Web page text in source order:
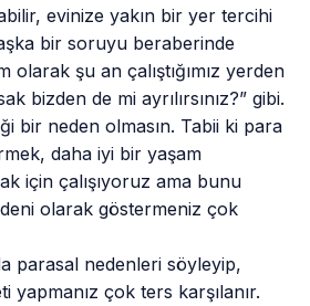
evinize yakın bir yer tercihi
bir soruyu beraberinde
olarak şu an çalıştığımız yerden
bizden de mi ayrılırsınız?” gibi.
bir neden olmasın. Tabii ki para
daha iyi bir yaşam
için çalışıyoruz ama bunu
olarak göstermeniz çok
parasal nedenleri söyleyip,
yapmanız çok ters karşılanır.